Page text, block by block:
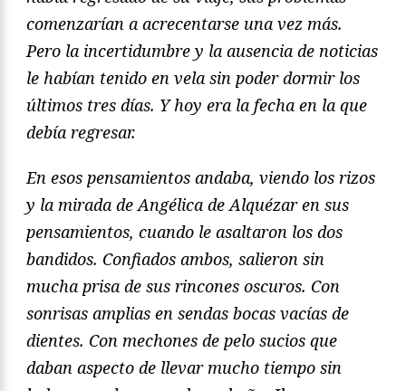
comenzarían a acrecentarse una vez más.
Pero la incertidumbre y la ausencia de noticias
le habían tenido en vela sin poder dormir los
últimos tres días. Y hoy era la fecha en la que
debía regresar.
En esos pensamientos andaba, viendo los rizos
y la mirada de Angélica de Alquézar en sus
pensamientos, cuando le asaltaron los dos
bandidos. Confiados ambos, salieron sin
mucha prisa de sus rincones oscuros. Con
sonrisas amplias en sendas bocas vacías de
dientes. Con mechones de pelo sucios que
daban aspecto de llevar mucho tiempo sin